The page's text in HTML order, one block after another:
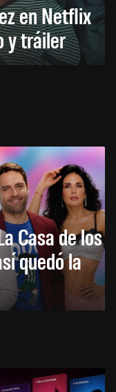
en Netflix
y tráiler
Casa de los
quedó la